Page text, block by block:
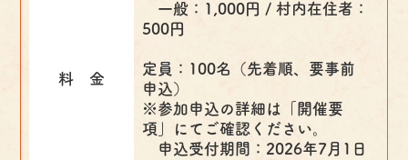
料 金
一般：1,000円 / 村内在住者：
500円
定員：100名（先着順、要事前
申込）
※参加申込の詳細は「開催要
項」にてご確認ください。
申込受付期間：2026年7月1日